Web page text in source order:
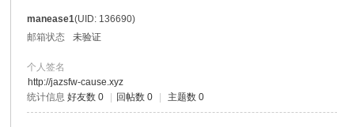
manease1(UID: 136690)
邮箱状态
未验证
个人签名
http://jazsfw-cause.xyz
统计信息 好友数 0 回帖数 0 主题数 0